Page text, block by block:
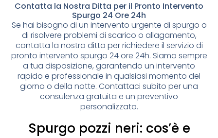
Contatta la Nostra Ditta per il Pronto Intervento
Spurgo 24 Ore 24h
Se hai bisogno di un intervento urgente di spurgo o
di risolvere problemi di scarico o allagamento,
contatta la nostra ditta per richiedere il servizio di
pronto intervento spurgo 24 ore 24h. Siamo sempre
a tua disposizione, garantendo un intervento
rapido e professionale in qualsiasi momento del
giorno o della notte. Contattaci subito per una
consulenza gratuita e un preventivo
personalizzato.
Spurgo pozzi neri: cos’è e